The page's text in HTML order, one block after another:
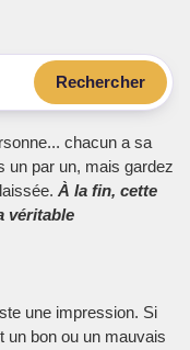
Rechercher
chacun a sa
un par un, mais gardez
À la fin, cette
véritable
une impression. Si
un bon ou un mauvais